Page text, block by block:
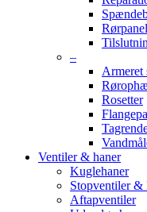
–
Armeret
Rosetter
Ventiler & haner
Kuglehaner
Stopventiler &
Aftapventiler